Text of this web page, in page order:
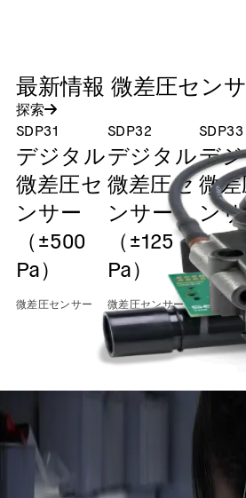
最新情報 微差圧セン
探索
SDP31
デジタル
微差圧セ
ンサー
（±500
Pa）
微差圧センサー
SDP32
デジタル
微差圧セ
ンサー
（±125
Pa）
微差圧センサー
SDP33
デ
微
ン
（
Pa）
微差圧セ